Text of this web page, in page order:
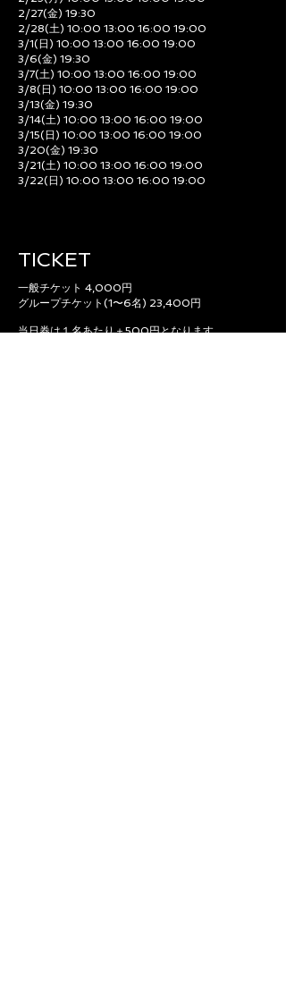
2/27(金) 19:30
2/28(土) 10:00 13:00 16:00 19:00
3/1(日) 10:00 13:00 16:00 19:00
3/6(金) 19:30
3/7(土) 10:00 13:00 16:00 19:00
3/8(日) 10:00 13:00 16:00 19:00
3/13(金) 19:30
3/14(土) 10:00 13:00 16:00 19:00
3/15(日) 10:00 13:00 16:00 19:00
3/20(金) 19:30
3/21(土) 10:00 13:00 16:00 19:00
3/22(日) 10:00 13:00 16:00 19:00
TICKET
一般チケット 4,000円
グループチケット(1〜6名) 23,400円
当日券は１名あたり＋500円となります。